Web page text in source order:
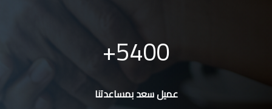
5400
عميل سعد بمساعدتنا